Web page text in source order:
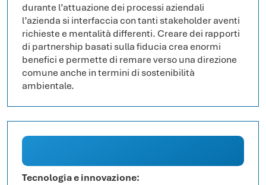
durante l’attuazione dei processi aziendali
l’azienda si interfaccia con tanti stakeholder aventi
richieste e mentalità differenti. Creare dei rapporti
di partnership basati sulla fiducia crea enormi
benefici e permette di remare verso una direzione
comune anche in termini di sostenibilità
ambientale.
Tecnologia e innovazione: